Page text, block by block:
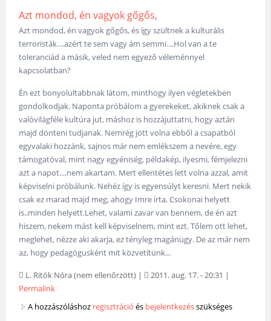
Azt mondod, én vagyok gőgős,
Azt mondod, én vagyok gőgős, és így szültnek a kulturális
terroristák....azért te sem vagy ám semmi....Hol van a te
toleranciád a másik, veled nem egyező véleménnyel
kapcsolatban?
Én ezt bonyolultabbnak látom, minthogy ilyen végletekben
gondolkodjak. Naponta próbálom a gyerekeket, akiknek csak a
valóvilágféle kultúra jut, máshoz is hozzájuttatni, hogy aztán
majd dönteni tudjanak. Nemrég jött volna ebből a csapatból
egyvalaki hozzánk, sajnos már nem emlékszem a nevére, egy
támogatóval, mint nagy egyéniség, példakép, ilyesmi, fémjelezni
azt a napot....nem akartam. Mert ellentétes lett volna azzal, amit
képviselni próbálunk. Nehéz így is egyensúlyt keresni. Mert nekik
csak ez marad majd meg, ahogy Imre írta, Csokonai helyett
is..minden helyett.Lehet, valami zavar van bennem, de én azt
hiszem, nekem mást kell képviselnem, mint ezt. Tőlem ott lehet,
meglehet, nézze aki akarja, ez tényleg magánügy. De az már nem
az, hogy pedagógusként mit közvetítünk...
L. Ritók Nóra (nem ellenőrzött) | 2011. aug. 17. - 20:31 |
Permalink
A hozzászóláshoz regisztráció és bejelentkezésszükséges